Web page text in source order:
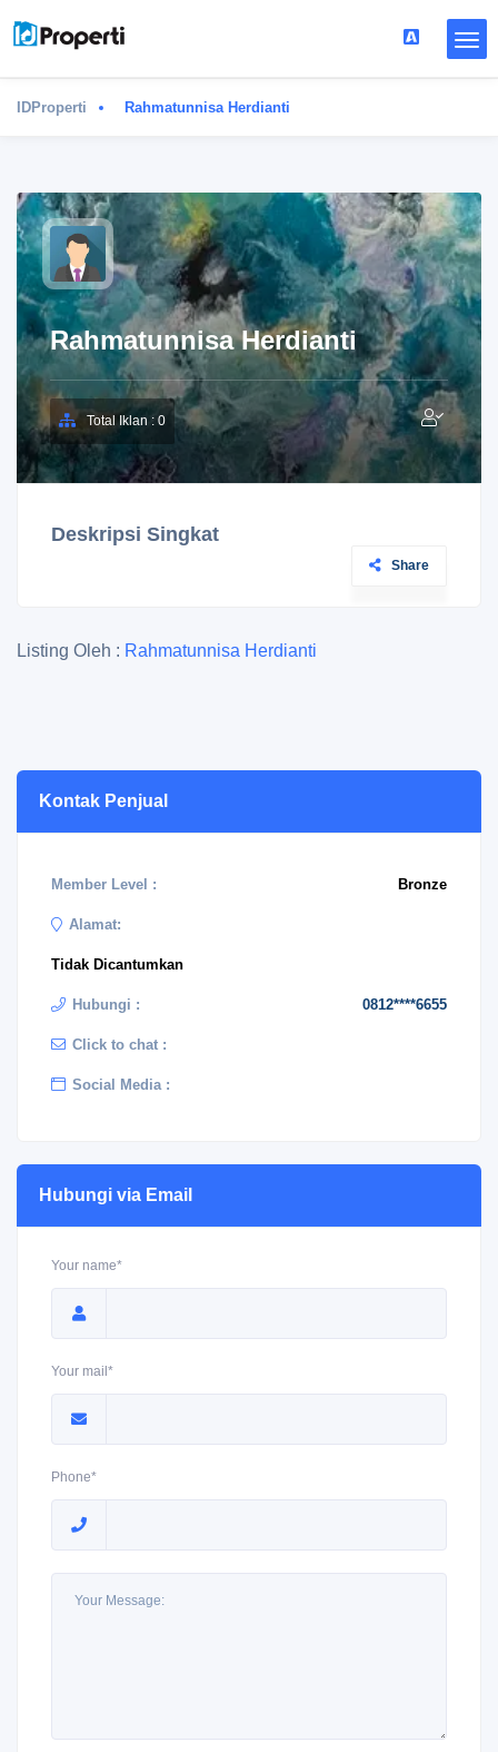
IDProperti Rahmatunnisa Herdianti
Rahmatunnisa Herdianti
Total Iklan : 0
Deskripsi Singkat
Share
Listing Oleh : Rahmatunnisa Herdianti
Kontak Penjual
Member Level : Bronze
Alamat:
Tidak Dicantumkan
Hubungi : 0812****6655
Click to chat :
Social Media :
Hubungi via Email
Your name*
Your mail*
Phone*